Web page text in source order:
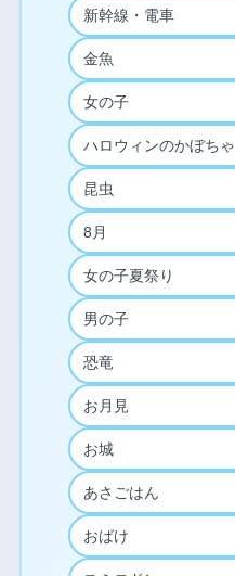
新幹線・電車
金魚
女の子
ハロウィンのかぼちゃ
昆虫
8月
女の子夏祭り
男の子
恐竜
お月見
お城
あさごはん
おばけ